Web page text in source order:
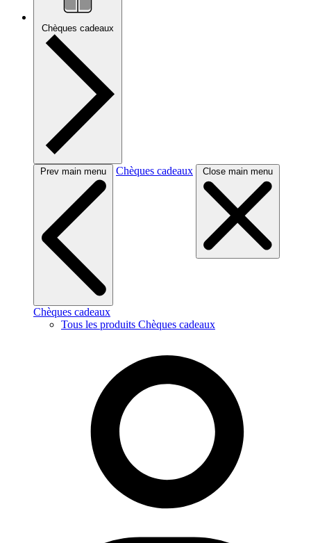
Chèques cadeaux
Prev main menu Chèques cadeaux Close main menu
Chèques cadeaux
Tous les produits Chèques cadeaux